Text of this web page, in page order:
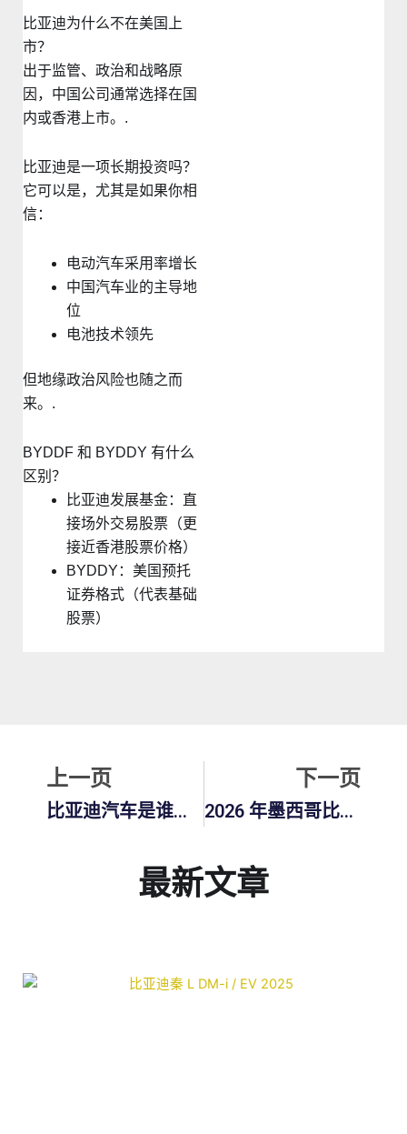
比亚迪为什么不在美国上
市？
出于监管、政治和战略原
因，中国公司通常选择在国
内或香港上市。.
比亚迪是一项长期投资吗？
它可以是，尤其是如果你相
信：
电动汽车采用率增长
中国汽车业的主导地
位
电池技术领先
但地缘政治风险也随之而
来。.
BYDDF 和 BYDDY 有什么
区别？
比亚迪发展基金：直
接场外交易股票（更
接近香港股票价格）
BYDDY：美国预托
证券格式（代表基础
股票）
上一页
比亚迪汽车是谁？比亚迪与特斯拉、所有权、美国上市情况及市场规模对比完整指南
下一页
2026 年墨西哥比亚迪汽车：车型、美元价格、墨西哥比亚迪海豚及完整购买指南
最新文章